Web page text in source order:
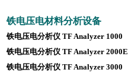
铁电压电材料分析设备
铁电压电分析仪 TF Analyzer 1000
铁电压电分析仪 TF Analyzer 2000E
铁电压电分析仪 TF Analyzer 3000